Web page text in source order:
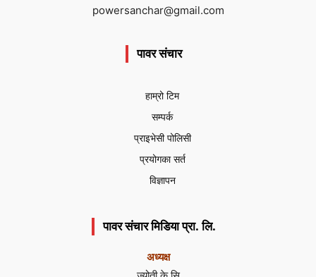
powersanchar@gmail.com
पावर संचार
हाम्रो टिम
सम्पर्क
प्राइभेसी पोलिसी
प्रयोगका सर्त
विज्ञापन
पावर संचार मिडिया प्रा. लि.
अध्यक्ष